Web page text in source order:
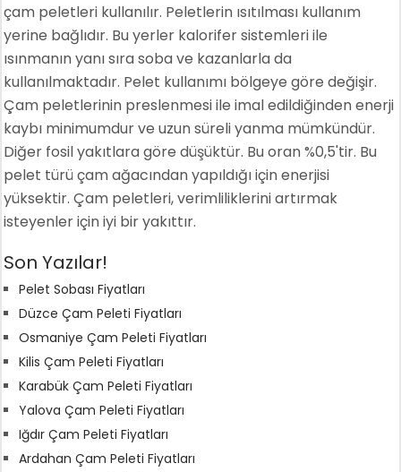
çam peletleri kullanılır. Peletlerin ısıtılması kullanım
yerine bağlıdır. Bu yerler kalorifer sistemleri ile
ısınmanın yanı sıra soba ve kazanlarla da
kullanılmaktadır. Pelet kullanımı bölgeye göre değişir.
Çam peletlerinin preslenmesi ile imal edildiğinden enerji
kaybı minimumdur ve uzun süreli yanma mümkündür.
Diğer fosil yakıtlara göre düşüktür. Bu oran %0,5'tir. Bu
pelet türü çam ağacından yapıldığı için enerjisi
yüksektir. Çam peletleri, verimliliklerini artırmak
isteyenler için iyi bir yakıttır.
Son Yazılar!
Pelet Sobası Fiyatları
Düzce Çam Peleti Fiyatları
Osmaniye Çam Peleti Fiyatları
Kilis Çam Peleti Fiyatları
Karabük Çam Peleti Fiyatları
Yalova Çam Peleti Fiyatları
Iğdır Çam Peleti Fiyatları
Ardahan Çam Peleti Fiyatları